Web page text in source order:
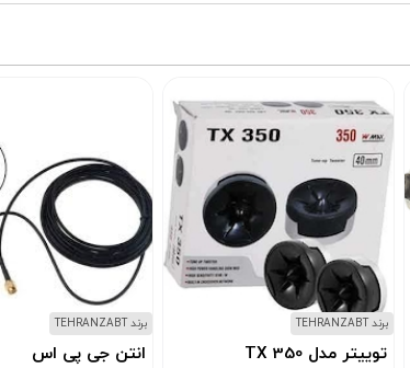
برند TEHRANZABT
توییتر مدل TX 350
برند TEHRANZABT
انتن جی پی اس